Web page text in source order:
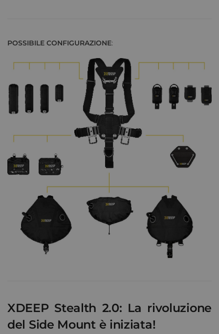
POSSIBILE CONFIGURAZIONE:
XDEEP Stealth 2.0: La rivoluzione
del Side Mount è iniziata!